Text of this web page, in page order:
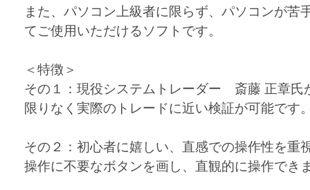
また、パソコン上級者に限らず、パソコンが苦
てご使用いただけるソフトです。
＜特徴＞
その１：現役システムトレーダー 斎藤 正章氏
限りなく実際のトレードに近い検証が可能です
その２：初心者に嬉しい、直感での操作性を重
操作に不要なボタンを画し、直観的に操作でき